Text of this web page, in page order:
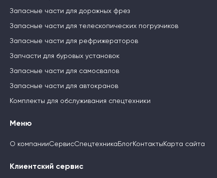
Запасные части для дорожных фрез
Запасные части для телескопических погрузчиков
Запасные части для рефрижераторов
Запчасти для буровых установок
Запасные части для самосвалов
Запасные части для автокранов
Комплекты для обслуживания спецтехники
Меню
О компанииСервисСпецтехника БлогКонтакты Карта сайта
Клиентский сервис